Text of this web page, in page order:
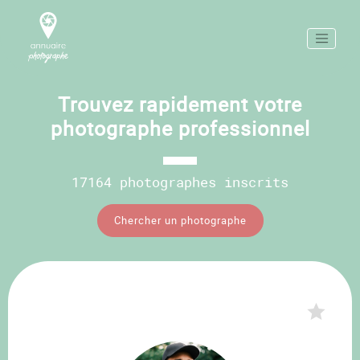
Trouvez rapidement votre
photographe professionnel
17164 photographes inscrits
Chercher un photographe